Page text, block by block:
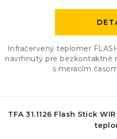
Infračervený teplomer
navrhnutý pre bezkontaktné
s meracím
TFA 31.1126 Flash Stick